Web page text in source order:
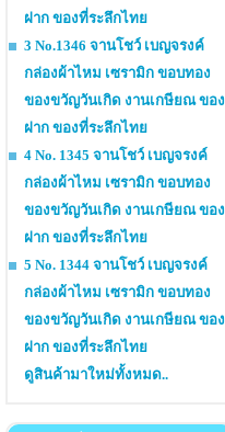
ฝาก ของที่ระลึกไทย
3 No.1346 จานโชว์ เบญจรงค์
กล่องผ้าไหม เซรามิก ขอบทอง
ของขวัญวันเกิด งานเกษียณ ของ
ฝาก ของที่ระลึกไทย
4 No. 1345 จานโชว์ เบญจรงค์
กล่องผ้าไหม เซรามิก ขอบทอง
ของขวัญวันเกิด งานเกษียณ ของ
ฝาก ของที่ระลึกไทย
5 No. 1344 จานโชว์ เบญจรงค์
กล่องผ้าไหม เซรามิก ขอบทอง
ของขวัญวันเกิด งานเกษียณ ของ
ฝาก ของที่ระลึกไทย
ดูสินค้ามาใหม่ทั้งหมด..